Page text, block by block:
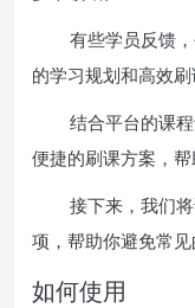
有些学员反馈
的学习规划和高效
结合平台的课
便捷的刷课方案，帮
接下来，我们
项，帮助你避免常见
如何使用